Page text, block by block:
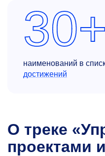
30+
наименований в
достижений
О треке
проектами